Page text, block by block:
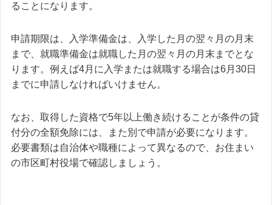
ることになります。
申請期限は、入学準備金は、入学した月の翌々月の月末
まで、就職準備金は就職した月の翌々月の月末までとな
ります。例えば4月に入学または就職する場合は6月30日
までに申請しなければいけません。
なお、取得した資格で5年以上働き続けることが条件の貸
付分の全額免除には、また別で申請が必要になります。
必要書類は自治体や職種によって異なるので、お住まい
の市区町村役場で確認しましょう。